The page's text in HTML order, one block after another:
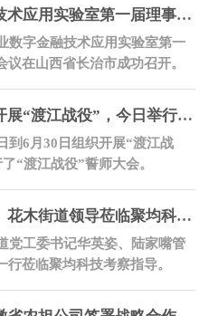
产业数字金融技术应用实验室第一届理事会第三次会议成功召开
数字金融技术应用实验室第一
议在山西省长治市成功召开。
聚均科技组织开展“渡江战役”，今日举行誓师大会
到6月30日组织开展“渡江战
“渡江战役”誓师大会。
陆家嘴管理局、花木街道领导莅临聚均科技考察指导
党工委书记华英姿、陆家嘴管
行莅临聚均科技考察指导。